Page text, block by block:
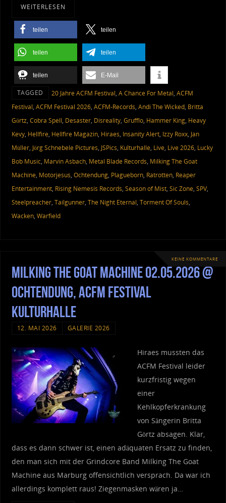
WEITERLESEN
teilen teilen
teilen teilen
teilen E-Mail
TAGGED 20 Jahre ACFM Festival, A Chance For Metal, ACFM
Festival, ACFM Festival 2026, ACFM-Records, Andi The Wicked, Britta
Görtz, Cobra Spell, Desaster, Disreality, Grufflo, Hammer King, Heavy
Kevy, Hellfire, Hellfire Magazin, Hiraes, Insanity Alert, Izzy Roxx, Jan
Müller, Jörg Schnebele Pictures, JSPics, Kulturhalle, Live, Live 2026, Lucky
Bob Music, Marvin Asbach, Metal Blade Records, Milking The Goat
Machine, Motorjesus, Ochtendung, Plagueborn, Ratrotten, Reaper
Entertainment, Rising Nemesis Records, Season of Mist, Sic Zone, SPV,
Steelpreacher, Tailgunner, The Night Eternal, Torment Of Souls,
Wacken, Warfield
KEINE KOMMENTARE
Milking The Goat Machine 02.05.2026 @
Ochtendung, ACFM Festival
Kulturhalle
12. MAI 2026 GALERIE 2026
Hiraes mussten das
ACFM Festival leider
kurzfristig wegen
einer
Kehlkopferkrankung
von Sängerin Britta
Görtz absagen. Klar,
dass es dann schwer ist, einen adäquaten Ersatz zu finden,
den man sich mit der Grindcore Band Milking The Goat
Machine aus Marburg offensichtlich versprach. Da war ich
allerdings komplett raus! Ziegenmasken wären ja…